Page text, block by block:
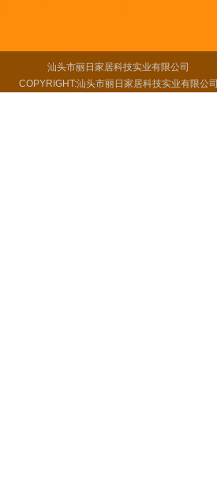
汕头市丽日家居科技实业有限公司
COPYRIGHT:汕头市丽日家居科技实业有限公司